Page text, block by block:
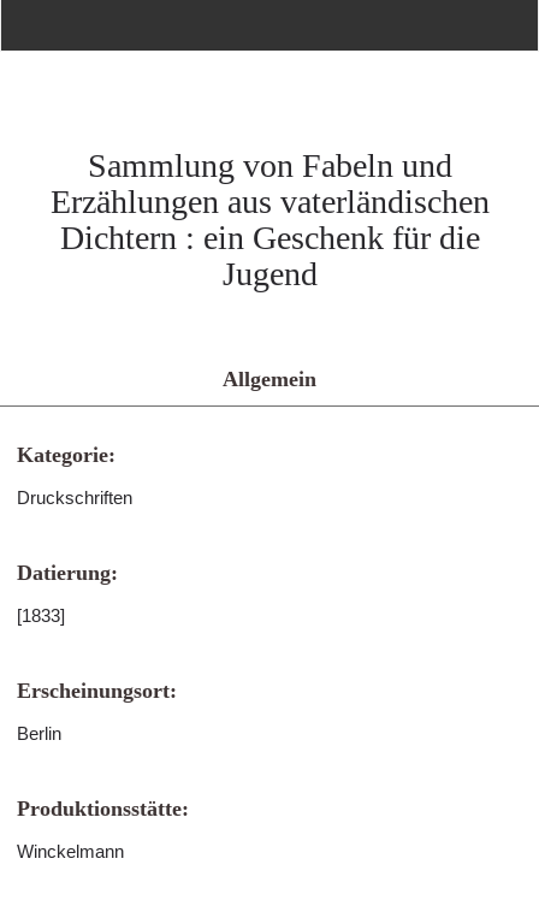
Sammlung von Fabeln und
Erzählungen aus vaterländischen
Dichtern : ein Geschenk für die
Jugend
Allgemein
Kategorie:
Druckschriften
Datierung:
[1833]
Erscheinungsort:
Berlin
Produktionsstätte:
Winckelmann